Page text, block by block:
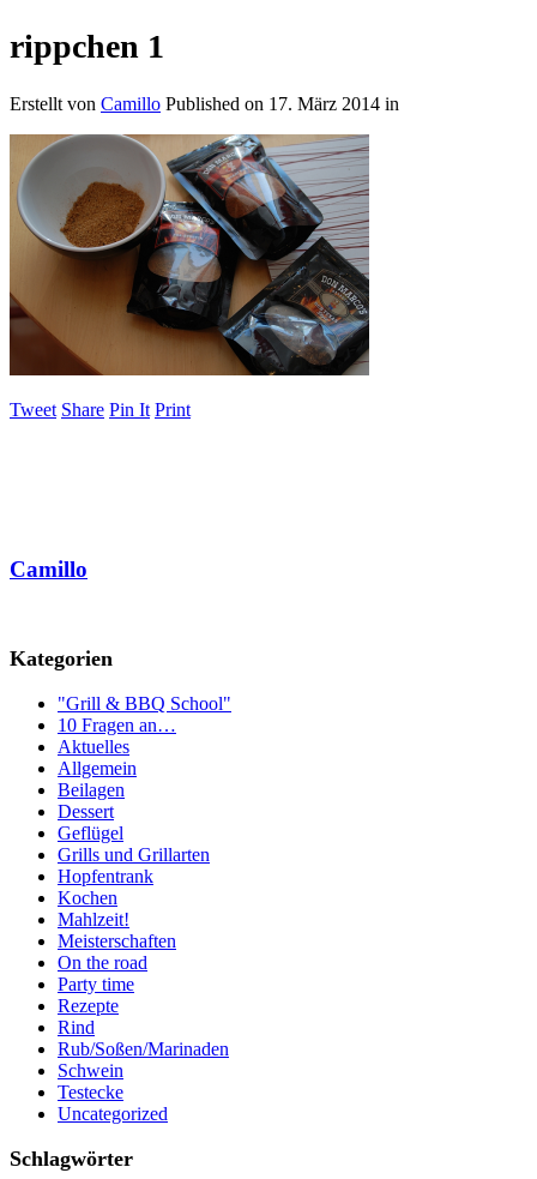
rippchen 1
Erstellt von Camillo Published on 17. März 2014 in
Tweet Share Pin It Print
Camillo
Kategorien
"Grill & BBQ School"
10 Fragen an…
Aktuelles
Allgemein
Beilagen
Dessert
Geflügel
Grills und Grillarten
Hopfentrank
Kochen
Mahlzeit!
Meisterschaften
On the road
Party time
Rezepte
Rind
Rub/Soßen/Marinaden
Schwein
Testecke
Uncategorized
Schlagwörter